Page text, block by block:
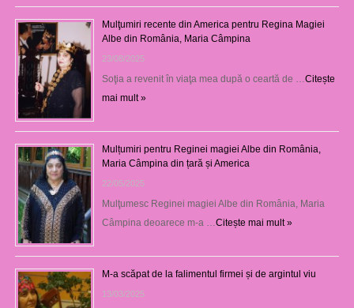
Mulţumiri recente din America pentru Regina Magiei
Albe din România, Maria Câmpina
23/08/2025
Soţia a revenit în viaţa mea după o ceartă de …Citește
mai mult »
Mulțumiri pentru Reginei magiei Albe din România,
Maria Câmpina din țară și America
22/05/2025
Mulţumesc Reginei magiei Albe din România, Maria
Câmpina deoarece m-a …Citește mai mult »
M-a scăpat de la falimentul firmei și de argintul viu
13/03/2025